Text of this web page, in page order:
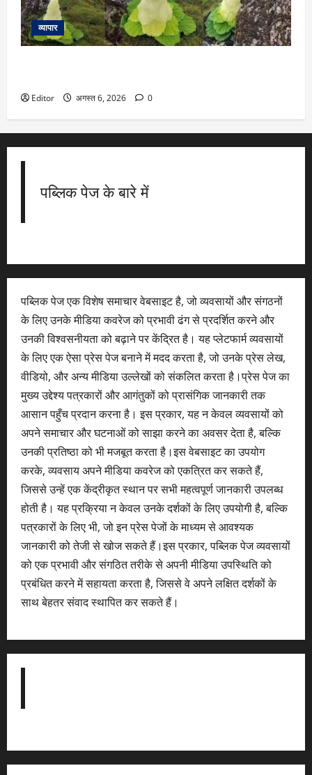
व्यापार
Editor अगस्त 6, 2026 0
पब्लिक पेज के बारे में
पब्लिक पेज एक विशेष समाचार वेबसाइट है, जो व्यवसायों और संगठनों
के लिए उनके मीडिया कवरेज को प्रभावी ढंग से प्रदर्शित करने और
उनकी विश्वसनीयता को बढ़ाने पर केंद्रित है। यह प्लेटफार्म व्यवसायों
के लिए एक ऐसा प्रेस पेज बनाने में मदद करता है, जो उनके प्रेस लेख,
वीडियो, और अन्य मीडिया उल्लेखों को संकलित करता है।प्रेस पेज का
मुख्य उद्देश्य पत्रकारों और आगंतुकों को प्रासंगिक जानकारी तक
आसान पहुँच प्रदान करना है। इस प्रकार, यह न केवल व्यवसायों को
अपने समाचार और घटनाओं को साझा करने का अवसर देता है, बल्कि
उनकी प्रतिष्ठा को भी मजबूत करता है।इस वेबसाइट का उपयोग
करके, व्यवसाय अपने मीडिया कवरेज को एकत्रित कर सकते हैं,
जिससे उन्हें एक केंद्रीकृत स्थान पर सभी महत्वपूर्ण जानकारी उपलब्ध
होती है। यह प्रक्रिया न केवल उनके दर्शकों के लिए उपयोगी है, बल्कि
पत्रकारों के लिए भी, जो इन प्रेस पेजों के माध्यम से आवश्यक
जानकारी को तेजी से खोज सकते हैं।इस प्रकार, पब्लिक पेज व्यवसायों
को एक प्रभावी और संगठित तरीके से अपनी मीडिया उपस्थिति को
प्रबंधित करने में सहायता करता है, जिससे वे अपने लक्षित दर्शकों के
साथ बेहतर संवाद स्थापित कर सकते हैं।